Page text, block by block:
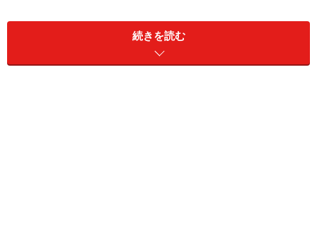
麹とは、その微生物の一つ。米や、麦などの穀類や豆類
を発酵させるコウジカビを繁殖させたものなのです。
続きを読む